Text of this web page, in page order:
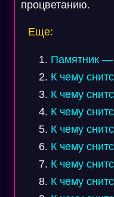
процветанию.
Еще:
Памятник —
К чему
К чему
К чему
К чему
К чему
К чему
К чему